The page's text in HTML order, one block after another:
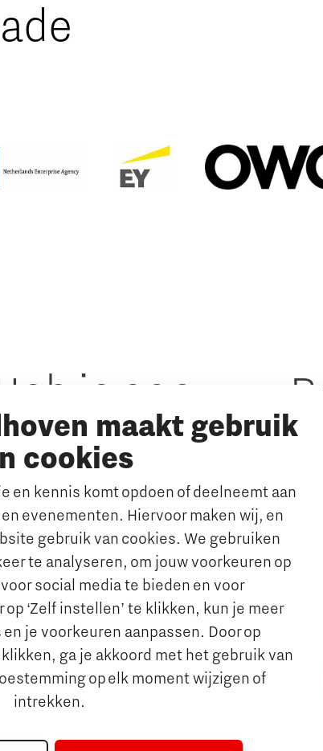
maakt gebruik
cookies
en kennis komt opdoen of deelneemt aan
en evenementen. Hiervoor maken wij, en
gebruik van cookies. We gebruiken
te analyseren, om jouw voorkeuren op
social media te bieden en voor
‘Zelf instellen’ te klikken, kun je meer
en je voorkeuren aanpassen. Door op
klikken, ga je akkoord met het gebruik van
op elk moment wijzigen of
intrekken.
je een
mailadres:info@thegate.tech
ons
Het